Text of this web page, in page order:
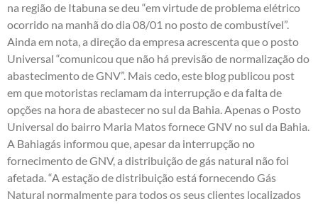
na região de Itabuna se deu “em virtude de problema elétrico
ocorrido na manhã do dia 08/01 no posto de combustível”.
Ainda em nota, a direção da empresa acrescenta que o posto
Universal “comunicou que não há previsão de normalização do
abastecimento de GNV”. Mais cedo, este blog publicou post
em que motoristas reclamam da interrupção e da falta de
opções na hora de abastecer no sul da Bahia. Apenas o Posto
Universal do bairro Maria Matos fornece GNV no sul da Bahia.
A Bahiagás informou que, apesar da interrupção no
fornecimento de GNV, a distribuição de gás natural não foi
afetada. “A estação de distribuição está fornecendo Gás
Natural normalmente para todos os seus clientes localizados